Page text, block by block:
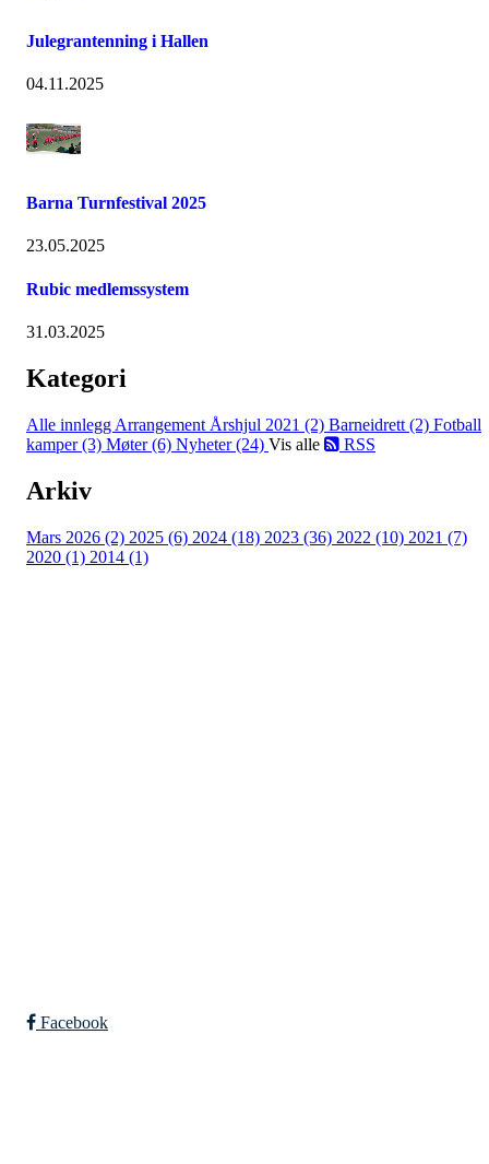
Julegrantenning i Hallen
04.11.2025
Barna Turnfestival 2025
23.05.2025
Rubic medlemssystem
31.03.2025
Kategori
Alle innlegg Arrangement Årshjul 2021 (2) Barneidrett (2) Fotball
kamper (3) Møter (6) Nyheter (24) Vis alle RSS
Arkiv
Mars 2026 (2) 2025 (6) 2024 (18) 2023 (36) 2022 (10) 2021 (7)
2020 (1) 2014 (1)
Facebook